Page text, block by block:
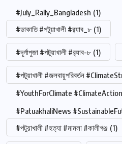
#July_Rally_Bangladesh (1)
#ডাকাতি #পটুয়াখালী #র‍্যাব_৮ (1)
#দূর্গাপুজা #পটুয়াখালী #র‍্যাব-৮ (1)
#পটুয়াখালী #জলবায়ুপরিবর্তন
#YouthForClimate
#PatuakhaliNews
#পটুয়াখালী #হত্যা #মামলা #কালীগঞ্জ (1)